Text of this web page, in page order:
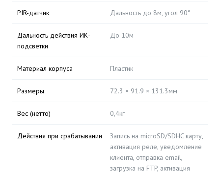
PIR-датчик Дальность до 8м, угол 90°
Дальность действия ИК-
подсветки
До 10м
Материал корпуса Пластик
Размеры 72.3 × 91.9 × 131.3мм
Вес (нетто) 0,4кг
Действия при срабатывании
Запись на microSD/SDHC карту,
активация реле, уведомление
клиента, отправка email,
загрузка на FTP, активация